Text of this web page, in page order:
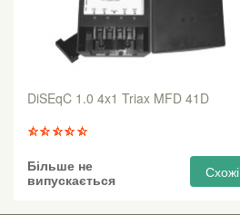
DiSEqC 1.0 4x1 Triax MFD 41D
Більше не
випускається
Схожі